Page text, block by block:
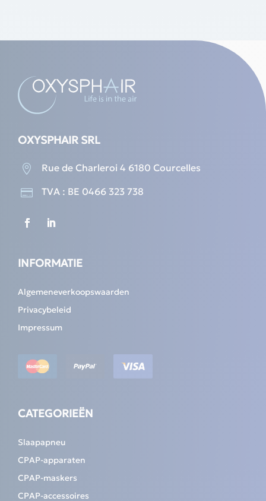
OXYSPHAIR SRL
 Rue de Charleroi 4 6180 Courcelles
 TVA : BE 0466 323 738
INFORMATIE
Algemeneverkoopswaarden
Privacybeleid
Impressum
CATEGORIEËN
Slaapapneu
CPAP-apparaten
CPAP-maskers
CPAP-accessoires